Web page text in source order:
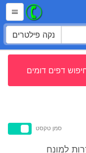
נקה פילטרים
דפים דומים
סמן טקסט
למונח